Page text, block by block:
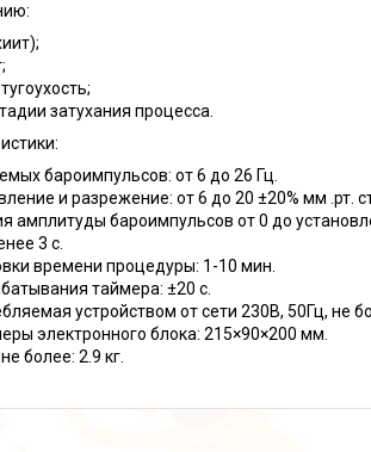
затухания процесса.
бароимпульсов: от 6 до 26 Гц.
и разрежение: от 6 до 20 ±20% мм .рт.
амплитуды бароимпульсов от 0 до
3 с.
времени процедуры: 1-10 мин.
таймера: ±20 с.
устройством от сети 230В, 50Гц, не
электронного блока: 215×90×200 мм.
более: 2.9 кг.